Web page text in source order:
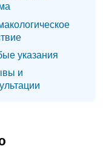
указания
и